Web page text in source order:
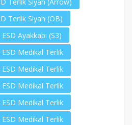
Terlik Siyah (OB)
Ayakkabı (S3)
Medikal Terlik
Medikal Terlik
Medikal Terlik
Medikal Terlik
Medikal Terlik